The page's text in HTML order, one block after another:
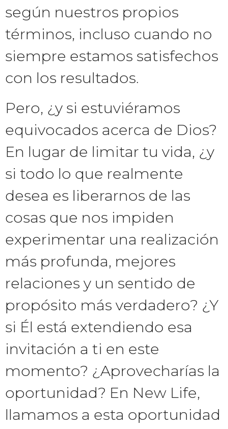
según nuestros propios
términos, incluso cuando no
siempre estamos satisfechos
con los resultados.
Pero, ¿y si estuviéramos
equivocados acerca de Dios?
En lugar de limitar tu vida, ¿y
si todo lo que realmente
desea es liberarnos de las
cosas que nos impiden
experimentar una realización
más profunda, mejores
relaciones y un sentido de
propósito más verdadero? ¿Y
si Él está extendiendo esa
invitación a ti en este
momento? ¿Aprovecharías la
oportunidad? En New Life,
llamamos a esta oportunidad